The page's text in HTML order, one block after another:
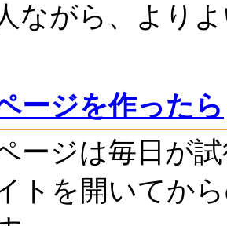
ながら、より
ージを作ったら
ージは毎日が
トを開いてか